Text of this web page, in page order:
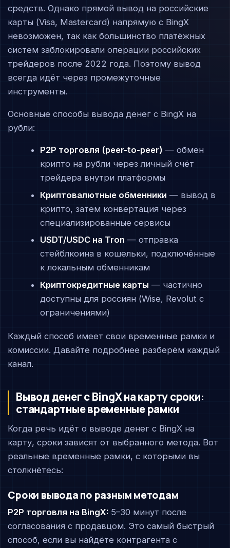
средств. Однако прямой вывод на российские
карты (Visa, Mastercard) напрямую с BingX
невозможен, так как большинство платёжных
систем заблокировали операции российских
трейдеров после 2022 года. Поэтому вывод
всегда идёт через промежуточные
инструменты.
Основные способы вывода денег с BingX на
рубли:
P2P торговля (peer-to-peer) — обмен
крипто на рубли через личный счёт
трейдера внутри платформы
Криптовалютные обменники — вывод в
крипто, затем конвертация через
специализированные сервисы
USDT/USDC на Tron — отправка
стейблкоина в кошельки, подключённые
к локальным обменникам
Криптокредитные карты — частично
доступны для россиян (Wise, Revolut с
ограничениями)
Каждый способ имеет свои временные рамки и
комиссии. Давайте подробнее разберём каждый
канал.
Вывод денег с BingX на карту сроки:
стандартные временные рамки
Когда речь идёт о выводе денег с BingX на
карту, сроки зависят от выбранного метода. Вот
реальные временные рамки, с которыми вы
столкнётесь:
Сроки вывода по разным методам
P2P торговля на BingX: 5–30 минут после
согласования с продавцом. Это самый быстрый
способ, если вы найдёте контрагента с